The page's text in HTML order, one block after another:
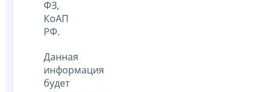
ФЗ,
КоАП
РФ.
Данная
информация
будет